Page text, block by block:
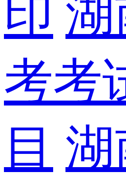
印 湖
考考
目 湖